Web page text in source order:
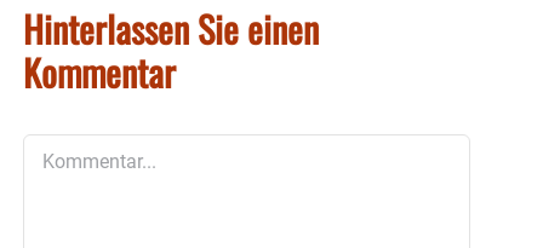
Hinterlassen Sie einen
Kommentar